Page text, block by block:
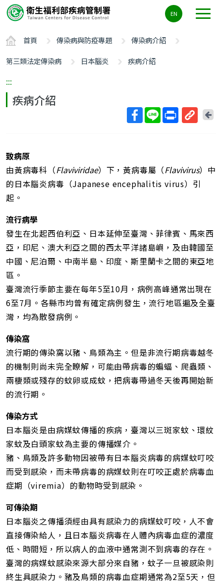
要
容
ALT+C
EN
首頁 傳染病與防疫專題
傳染病介紹
第三類法定傳染病
日本腦炎 疾病介紹
:::
疾病介紹
網
址
回
致病原
由黃病毒科（Flaviviridae）下，黃病毒屬（Flavivirus）中
的日本腦炎病毒（Japanese encephalitis virus）引
起。
流行病學
發生在北起西伯利亞、日本延伸至臺灣、菲律賓、馬來西
亞，印尼、澳大利亞之間的西太平洋諸島嶼，及由韓國至
中國、尼泊爾、中南半島、印度、斯里蘭卡之間的東亞地
區。
臺灣流行季節主要在每年5至10月，病例高峰通常出現在
6至7月。各縣市均曾有確定病例發生，流行地區遍及全臺
灣，均為散發病例。
傳染窩
流行期的傳染窩以豬、鳥類為主。但是非流行期病毒越冬
的機制則尚未完全瞭解，可能由帶病毒的蝙蝠、爬蟲類、
兩棲類或殘存的蚊卵或成蚊，把病毒帶過冬天後再開始新
的流行期。
傳染方式
日本腦炎是由病媒蚊傳播的疾病，臺灣以三斑家蚊、環紋
家蚊及白頭家蚊為主要的傳播媒介。
豬、鳥類及許多動物因被帶有日本腦炎病毒的病媒蚊叮咬
而受到感染，而未帶病毒的病媒蚊則在叮咬正處於病毒血
症期（viremia）的動物時受到感染。
可傳染期
日本腦炎之傳播須經由具有感染力的病媒蚊叮咬，人不會
直接傳染給人，且日本腦炎病毒在人體內病毒血症的濃度
低、時間短，所以病人的血液中通常測不到病毒的存在。
臺灣的病媒蚊感染來源大部分來自豬，蚊子一旦被感染則
終生具感染力。豬及鳥類的病毒血症期通常為2至5天，但